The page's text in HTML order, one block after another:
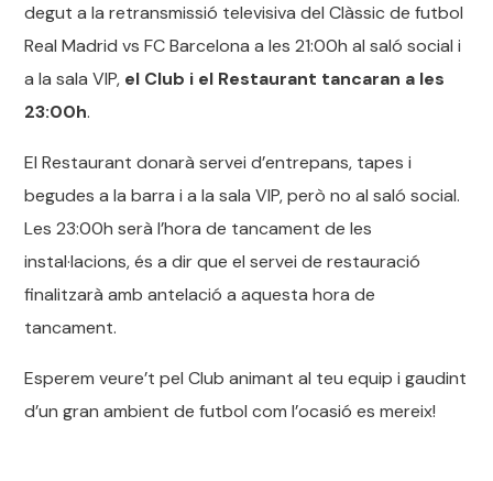
degut a la retransmissió televisiva del Clàssic de futbol
Real Madrid vs FC Barcelona a les 21:00h al saló social i
a la sala VIP, el Club i el Restaurant tancaran a les
23:00h.
El Restaurant donarà servei d’entrepans, tapes i
begudes a la barra i a la sala VIP, però no al saló social.
Les 23:00h serà l’hora de tancament de les
instal·lacions, és a dir que el servei de restauració
finalitzarà amb antelació a aquesta hora de
tancament.
Esperem veure’t pel Club animant al teu equip i gaudint
d’un gran ambient de futbol com l’ocasió es mereix!